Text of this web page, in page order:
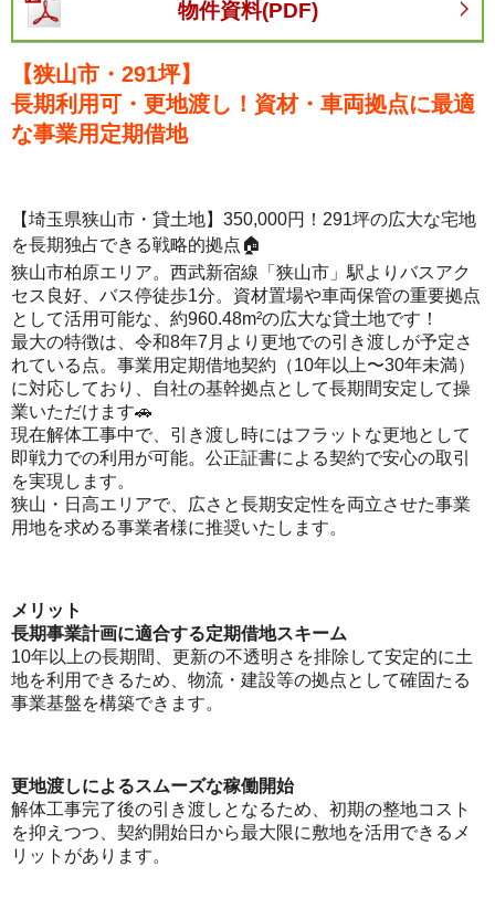
物件資料(PDF)
【狭山市・291坪】
長期利用可・更地渡し！資材・車両拠点に最適
な事業用定期借地
【埼玉県狭山市・貸土地】350,000円！291坪の広大な宅地
を長期独占できる戦略的拠点🏠
狭山市柏原エリア。西武新宿線「狭山市」駅よりバスアク
セス良好、バス停徒歩1分。資材置場や車両保管の重要拠点
として活用可能な、約960.48m²の広大な貸土地です！
最大の特徴は、令和8年7月より更地での引き渡しが予定さ
れている点。事業用定期借地契約（10年以上〜30年未満）
に対応しており、自社の基幹拠点として長期間安定して操
業いただけます🚗
現在解体工事中で、引き渡し時にはフラットな更地として
即戦力での利用が可能。公正証書による契約で安心の取引
を実現します。
狭山・日高エリアで、広さと長期安定性を両立させた事業
用地を求める事業者様に推奨いたします。
メリット
長期事業計画に適合する定期借地スキーム
10年以上の長期間、更新の不透明さを排除して安定的に土
地を利用できるため、物流・建設等の拠点として確固たる
事業基盤を構築できます。
更地渡しによるスムーズな稼働開始
解体工事完了後の引き渡しとなるため、初期の整地コスト
を抑えつつ、契約開始日から最大限に敷地を活用できるメ
リットがあります。